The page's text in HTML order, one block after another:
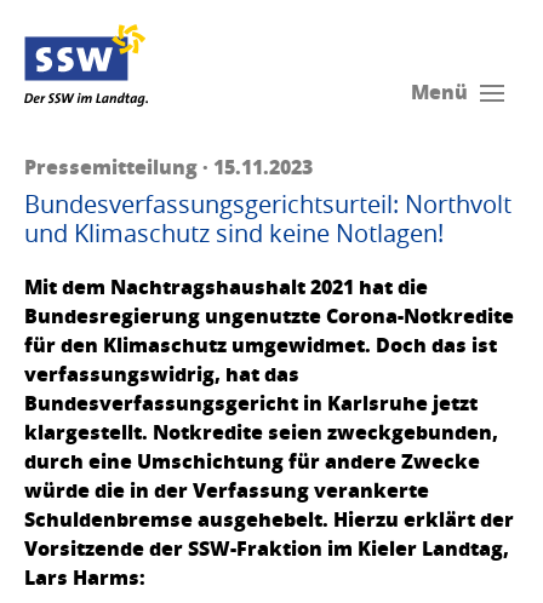
Menü
Pressemitteilung · 15.11.2023
Bundesverfassungsgerichtsurteil: Northvolt
und Klimaschutz sind keine Notlagen!
Mit dem Nachtragshaushalt 2021 hat die
Bundesregierung ungenutzte Corona-Notkredite
für den Klimaschutz umgewidmet. Doch das ist
verfassungswidrig, hat das
Bundesverfassungsgericht in Karlsruhe jetzt
klargestellt. Notkredite seien zweckgebunden,
durch eine Umschichtung für andere Zwecke
würde die in der Verfassung verankerte
Schuldenbremse ausgehebelt. Hierzu erklärt der
Vorsitzende der SSW-Fraktion im Kieler Landtag,
Lars Harms: